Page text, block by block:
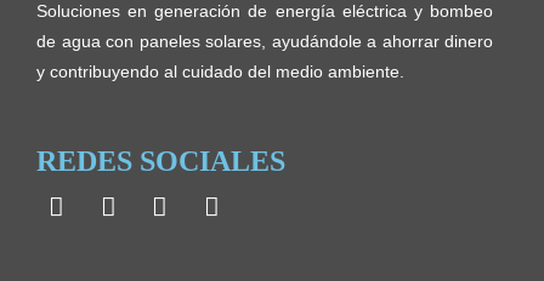
Soluciones en generación de energía eléctrica y bombeo
de agua con paneles solares, ayudándole a ahorrar dinero
y contribuyendo al cuidado del medio ambiente.
REDES SOCIALES